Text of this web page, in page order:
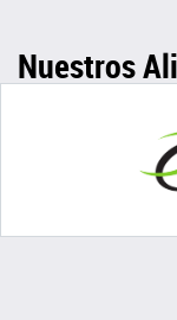
Nuestros